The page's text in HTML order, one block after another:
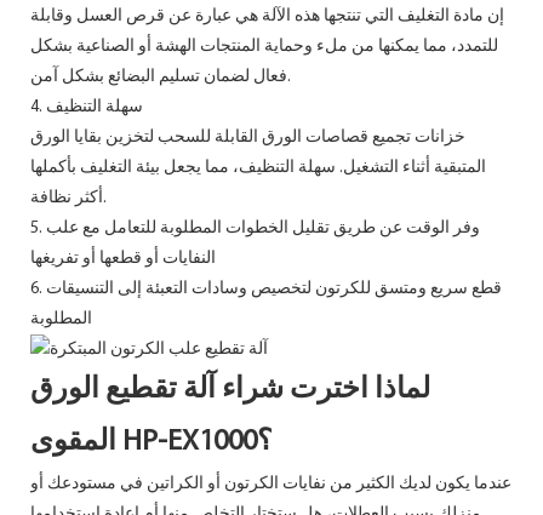
إن مادة التغليف التي تنتجها هذه الآلة هي عبارة عن قرص العسل وقابلة
للتمدد، مما يمكنها من ملء وحماية المنتجات الهشة أو الصناعية بشكل
فعال لضمان تسليم البضائع بشكل آمن.
4. سهلة التنظيف
خزانات تجميع قصاصات الورق القابلة للسحب لتخزين بقايا الورق
المتبقية أثناء التشغيل. سهلة التنظيف، مما يجعل بيئة التغليف بأكملها
أكثر نظافة.
5. وفر الوقت عن طريق تقليل الخطوات المطلوبة للتعامل مع علب
النفايات أو قطعها أو تفريغها
6. قطع سريع ومتسق للكرتون لتخصيص وسادات التعبئة إلى التنسيقات
المطلوبة
لماذا اخترت شراء آلة تقطيع الورق
المقوى HP-EX1000؟
عندما يكون لديك الكثير من نفايات الكرتون أو الكراتين في مستودعك أو